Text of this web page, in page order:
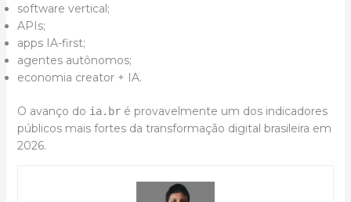
software vertical;
APIs;
apps IA-first;
agentes autônomos;
economia creator + IA.
O avanço do ia.bré provavelmente um dos indicadores
públicos mais fortes da transformação digital brasileira em
2026.